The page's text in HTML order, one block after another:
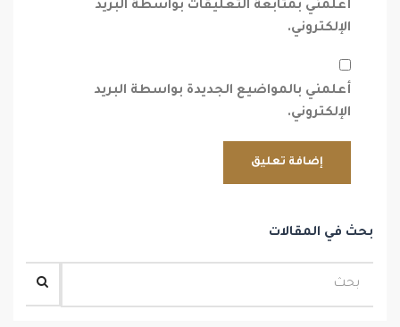
أعلمني بمتابعة التعليقات بواسطة البريد
الإلكتروني.
أعلمني بالمواضيع الجديدة بواسطة البريد
الإلكتروني.
بحث في المقالات